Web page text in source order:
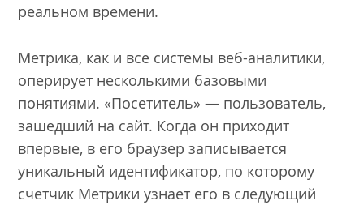
реальном времени.
Метрика, как и все системы веб-аналитики,
оперирует несколькими базовыми
понятиями. «Посетитель» — пользователь,
зашедший на сайт. Когда он приходит
впервые, в его браузер записывается
уникальный идентификатор, по которому
счетчик Метрики узнает его в следующий